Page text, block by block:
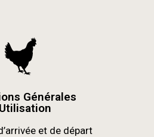
Générales
et de départ